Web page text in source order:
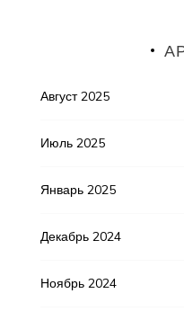
Август 2025
Июль 2025
Январь 2025
Декабрь 2024
Ноябрь 2024